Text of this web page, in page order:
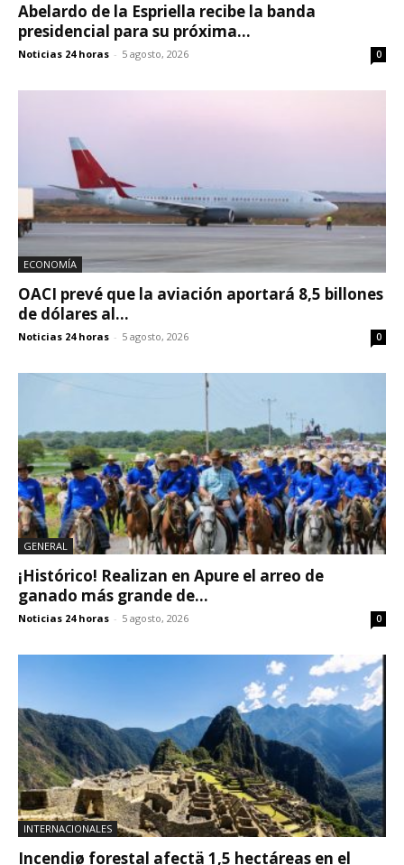
Abelardo de la Espriella recibe la banda
presidencial para su próxima...
Noticias 24 horas - 5 agosto, 2026 0
ECONOMÍA
OACI prevé que la aviación aportará 8,5 billones
de dólares al...
Noticias 24 horas - 5 agosto, 2026 0
GENERAL
¡Histórico! Realizan en Apure el arreo de
ganado más grande de...
Noticias 24 horas - 5 agosto, 2026 0
INTERNACIONALES
Incendiø forestal afectä 1,5 hectáreas en el